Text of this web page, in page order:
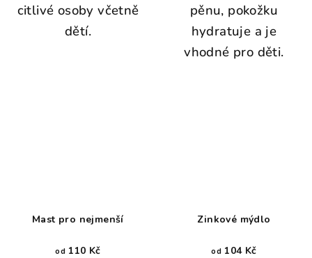
citlivé osoby včetně
dětí.
pěnu, pokožku
hydratuje a je
vhodné pro děti.
Mast pro nejmenší
od 110 Kč
Zinkové mýdlo
od 104 Kč